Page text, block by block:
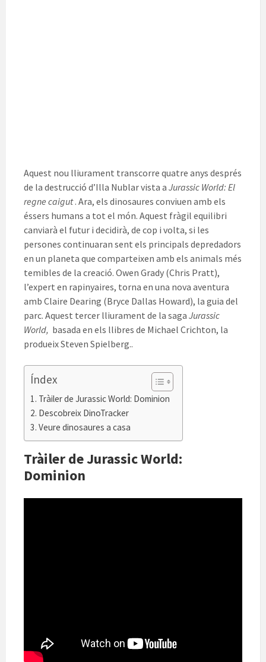
Aquest nou lliurament transcorre quatre anys després
de la destrucció d’Illa Nublar vista a Jurassic World: El
regne caigut. Ara, els dinosaures conviuen amb els
éssers humans a tot el món. Aquest fràgil equilibri
canviarà el futur i decidirà, de cop i volta, si les
persones continuaran sent els principals depredadors
en un planeta que comparteixen amb els animals més
temibles de la creació. Owen Grady (Chris Pratt),
l’expert en rapinyaires, torna en una nova aventura
amb Claire Dearing (Bryce Dallas Howard), la guia del
parc. Aquest tercer lliurament de la saga Jurassic
World, basada en els llibres de Michael Crichton, la
produeix Steven Spielberg..
Índex
Tràiler de Jurassic World: Dominion
Descobreix DinoTracker
Veure dinosaures a casa
Tràiler de Jurassic World:
Dominion